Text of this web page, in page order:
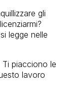
gli
legge nelle
piacciono le
lavoro